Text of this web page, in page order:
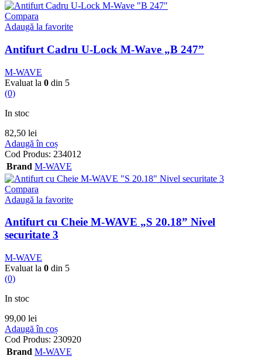
Compara
Adaugă la favorite
Antifurt Cadru U-Lock M-Wave „B 247”
M-WAVE
Evaluat la 0 din 5
(0)
In stoc
82,50 lei
Adaugă în coș
Cod Produs: 234012
Brand M-WAVE
Compara
Adaugă la favorite
Antifurt cu Cheie M-WAVE „S 20.18” Nivel
securitate 3
M-WAVE
Evaluat la 0 din 5
(0)
In stoc
99,00 lei
Adaugă în coș
Cod Produs: 230920
Brand M-WAVE